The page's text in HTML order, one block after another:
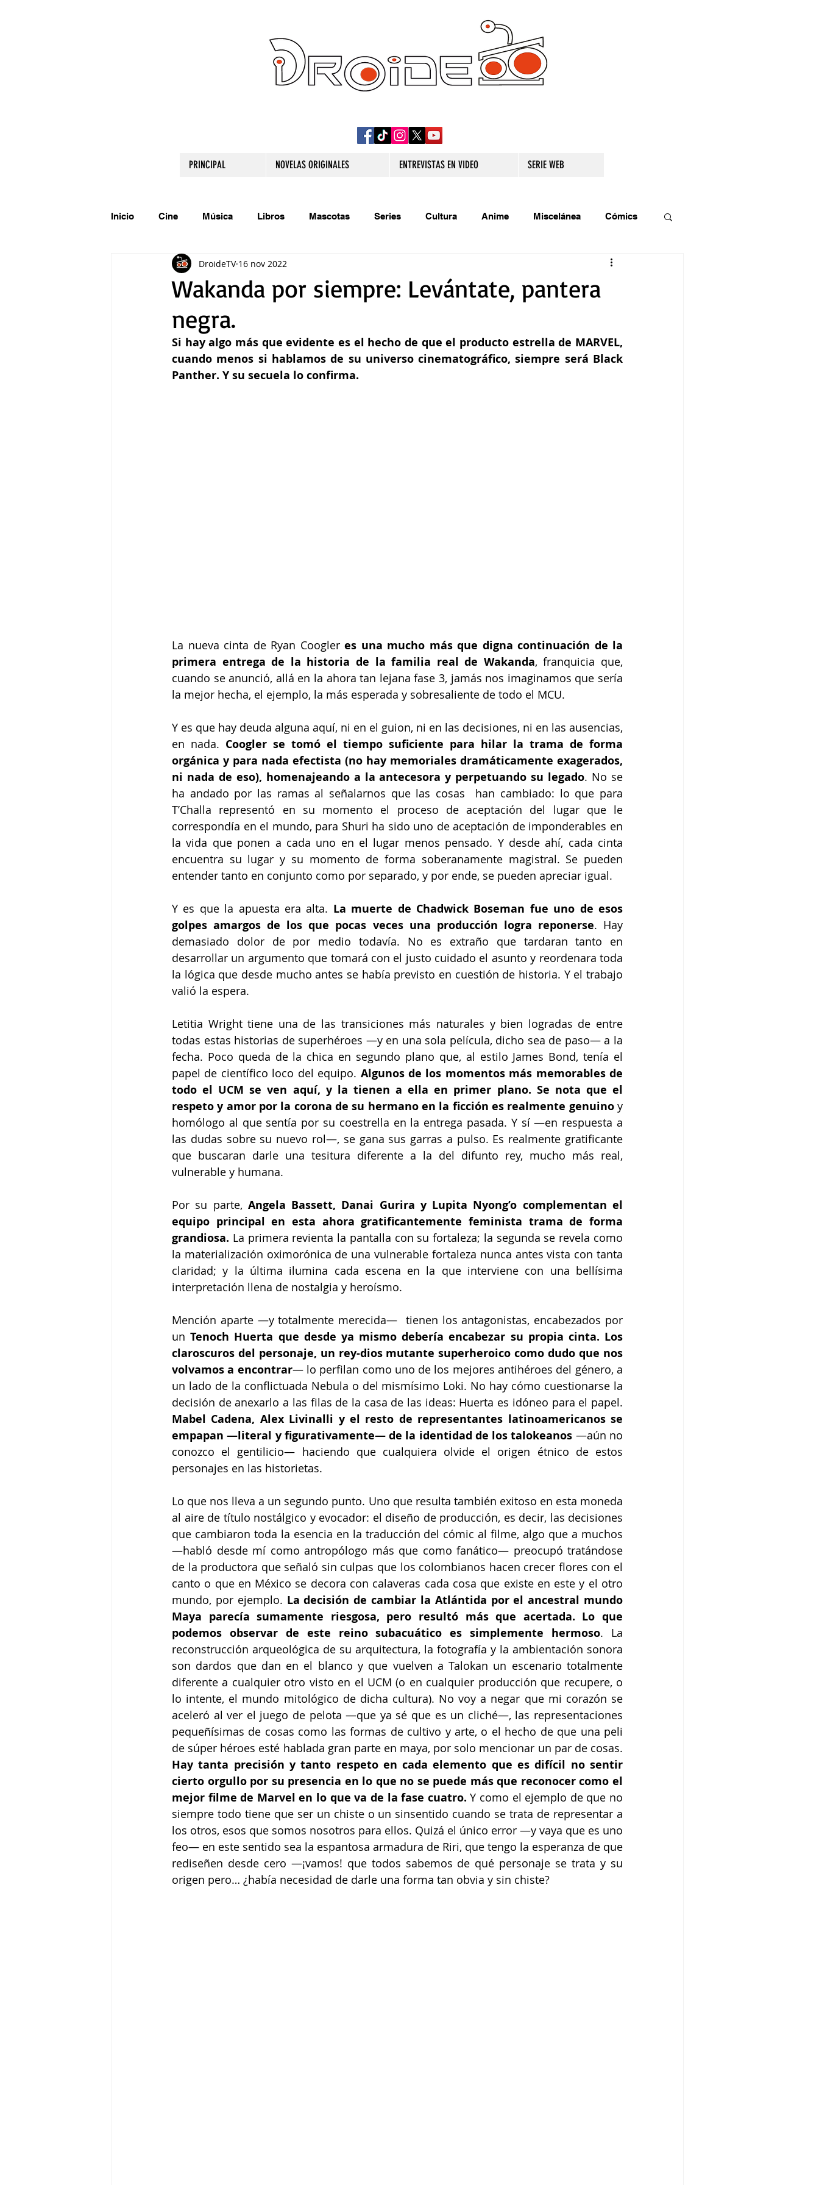
PRINCIPAL NOVELAS ORIGINALES ENTREVISTAS EN VIDEO SERIE WEB
Inicio Cine Música Libros Mascotas Series Cultura Anime Miscelánea Cómics
Comparte tu talento Relatos originales
Gastronomía Tecnología
Wakanda por siempre: Levántate, pantera
negra.
DroideTV 16 nov 2022
Si hay algo más que evidente es el hecho de que el producto estrella de MARVEL,
cuando menos si hablamos de su universo cinematográfico, siempre será Black
Panther. Y su secuela lo confirma.
La nueva cinta de Ryan Coogler es una mucho más que digna continuación de la
primera entrega de la historia de la familia real de Wakanda, franquicia que,
cuando se anunció, allá en la ahora tan lejana fase 3, jamás nos imaginamos que sería
la mejor hecha, el ejemplo, la más esperada y sobresaliente de todo el MCU.
Y es que hay deuda alguna aquí, ni en el guion, ni en las decisiones, ni en las ausencias,
en nada. Coogler se tomó el tiempo suficiente para hilar la trama de forma
orgánica y para nada efectista (no hay memoriales dramáticamente exagerados,
ni nada de eso), homenajeando a la antecesora y perpetuando su legado. No se
ha andado por las ramas al señalarnos que las cosas  han cambiado: lo que para
T’Challa representó en su momento el proceso de aceptación del lugar que le
correspondía en el mundo, para Shuri ha sido uno de aceptación de imponderables en
la vida que ponen a cada uno en el lugar menos pensado. Y desde ahí, cada cinta
encuentra su lugar y su momento de forma soberanamente magistral. Se pueden
entender tanto en conjunto como por separado, y por ende, se pueden apreciar igual.
Y es que la apuesta era alta. La muerte de Chadwick Boseman fue uno de esos
golpes amargos de los que pocas veces una producción logra reponerse. Hay
demasiado dolor de por medio todavía. No es extraño que tardaran tanto en
desarrollar un argumento que tomará con el justo cuidado el asunto y reordenara toda
la lógica que desde mucho antes se había previsto en cuestión de historia. Y el trabajo
valió la espera.
Letitia Wright tiene una de las transiciones más naturales y bien logradas de entre
todas estas historias de superhéroes —y en una sola película, dicho sea de paso— a la
fecha. Poco queda de la chica en segundo plano que, al estilo James Bond, tenía el
papel de científico loco del equipo. Algunos de los momentos más memorables de
todo el UCM se ven aquí, y la tienen a ella en primer plano. Se nota que el
respeto y amor por la corona de su hermano en la ficción es realmente genuino y
homólogo al que sentía por su coestrella en la entrega pasada. Y sí —en respuesta a
las dudas sobre su nuevo rol—, se gana sus garras a pulso. Es realmente gratificante
que buscaran darle una tesitura diferente a la del difunto rey, mucho más real,
vulnerable y humana.
Por su parte, Angela Bassett, Danai Gurira y Lupita Nyong’o complementan el
equipo principal en esta ahora gratificantemente feminista trama de forma
grandiosa. La primera revienta la pantalla con su fortaleza; la segunda se revela como
la materialización oximorónica de una vulnerable fortaleza nunca antes vista con tanta
claridad; y la última ilumina cada escena en la que interviene con una bellísima
interpretación llena de nostalgia y heroísmo.
Mención aparte —y totalmente merecida—  tienen los antagonistas, encabezados por
un Tenoch Huerta que desde ya mismo debería encabezar su propia cinta. Los
claroscuros del personaje, un rey-dios mutante superheroico como dudo que nos
volvamos a encontrar— lo perfilan como uno de los mejores antihéroes del género, a
un lado de la conflictuada Nebula o del mismísimo Loki. No hay cómo cuestionarse la
Mabel Cadena, Alex Livinalli y el resto de representantes latinoamericanos se
empapan —literal y figurativamente— de la identidad de los talokeanos —aún no
conozco el gentilicio— haciendo que cualquiera olvide el origen étnico de estos
personajes en las historietas.
Lo que nos lleva a un segundo punto. Uno que resulta también exitoso en esta moneda
al aire de título nostálgico y evocador: el diseño de producción, es decir, las decisiones
que cambiaron toda la esencia en la traducción del cómic al filme, algo que a muchos
—habló desde mí como antropólogo más que como fanático— preocupó tratándose
de la productora que señaló sin culpas que los colombianos hacen crecer flores con el
canto o que en México se decora con calaveras cada cosa que existe en este y el otro
mundo, por ejemplo. La decisión de cambiar la Atlántida por el ancestral mundo
Maya parecía sumamente riesgosa, pero resultó más que acertada. Lo que
podemos observar de este reino subacuático es simplemente hermoso. La
reconstrucción arqueológica de su arquitectura, la fotografía y la ambientación sonora
son dardos que dan en el blanco y que vuelven a Talokan un escenario totalmente
diferente a cualquier otro visto en el UCM (o en cualquier producción que recupere, o
lo intente, el mundo mitológico de dicha cultura). No voy a negar que mi corazón se
aceleró al ver el juego de pelota —que ya sé que es un cliché—, las representaciones
pequeñísimas de cosas como las formas de cultivo y arte, o el hecho de que una peli
Hay tanta precisión y tanto respeto en cada elemento que es difícil no sentir
cierto orgullo por su presencia en lo que no se puede más que reconocer como el
mejor filme de Marvel en lo que va de la fase cuatro. Y como el ejemplo de que no
siempre todo tiene que ser un chiste o un sinsentido cuando se trata de representar a
los otros, esos que somos nosotros para ellos. Quizá el único error —y vaya que es uno
feo— en este sentido sea la espantosa armadura de Riri, que tengo la esperanza de que
rediseñen desde cero —¡vamos! que todos sabemos de qué personaje se trata y su
origen pero… ¿había necesidad de darle una forma tan obvia y sin chiste?